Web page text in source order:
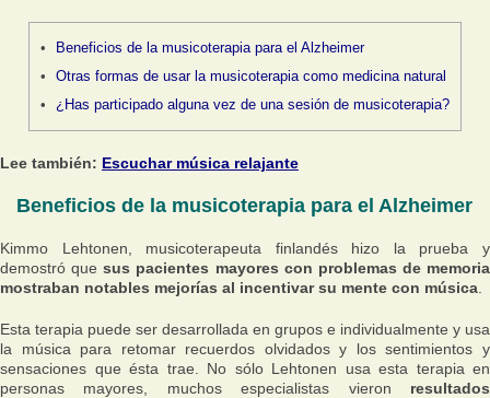
Beneficios de la musicoterapia para el Alzheimer
Otras formas de usar la musicoterapia como medicina natural
¿Has participado alguna vez de una sesión de musicoterapia?
Lee también: Escuchar música relajante
Beneficios de la musicoterapia para el Alzheimer
Kimmo Lehtonen, musicoterapeuta finlandés hizo la prueba y
demostró quesus pacientes mayores con problemas de memoria
mostraban notables mejorías al incentivar su mente con música
Esta terapia puede ser desarrollada en grupos e individualmente y usa
la música para retomar recuerdos olvidados y los sentimientos y
sensaciones que ésta trae. No sólo Lehtonen usa esta terapia en
personas mayores, muchos especialistas vieron resultados